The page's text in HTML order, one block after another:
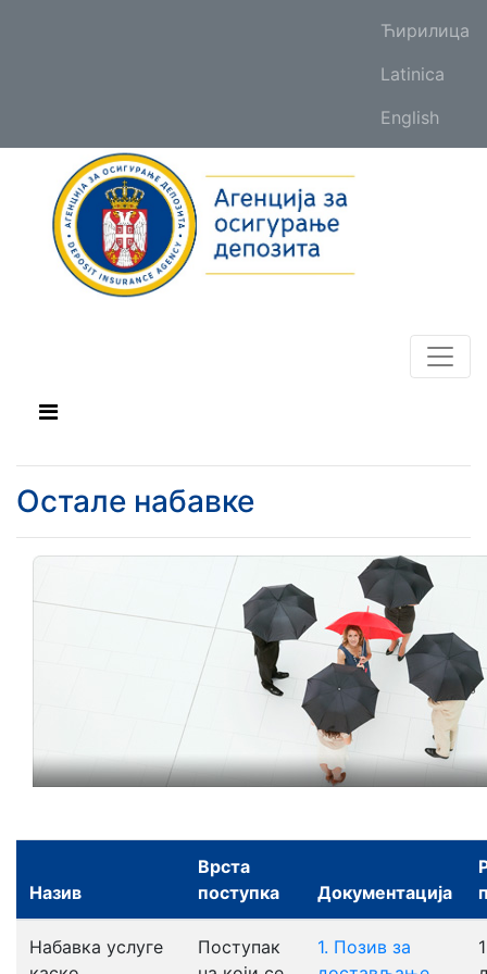
Ћирилица
Latinica
English
Остале набавке
Назив
Врста
поступка
Документација
Набавка услуге
Поступак
1. Позив за